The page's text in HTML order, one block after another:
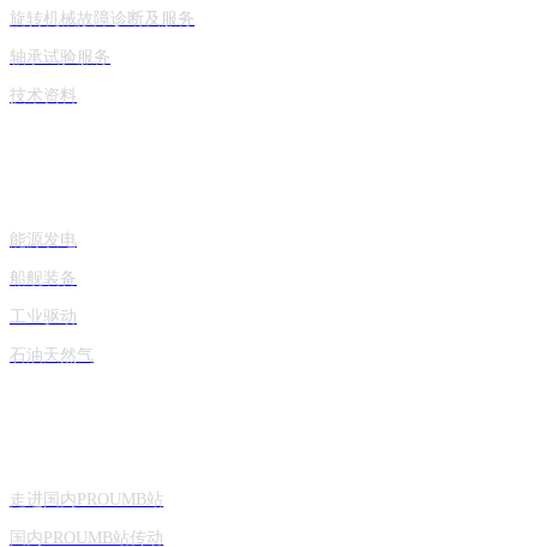
旋转机械故障诊断及服务
轴承试验服务
技术资料
能源发电
船舰装备
工业驱动
石油天然气
走进国内PROUMB站
国内PROUMB站传动